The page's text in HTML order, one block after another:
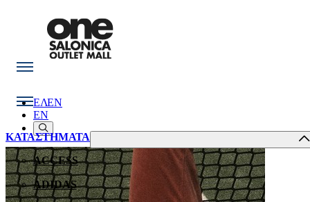
EN
ΚΑΤΑΣΤΗΜΑΤΑ
ACCESS
ADIDAS
ΕΛ
EN